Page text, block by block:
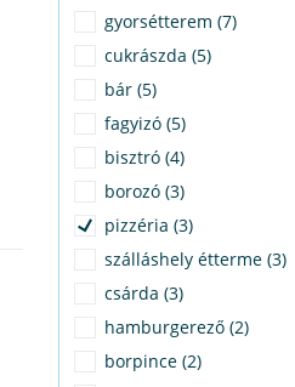
gyorsétterem (7)
cukrászda (5)
bár (5)
fagyizó (5)
bisztró (4)
borozó (3)
pizzéria (3)
szálláshely étterme (3)
csárda (3)
hamburgerező (2)
borpince (2)